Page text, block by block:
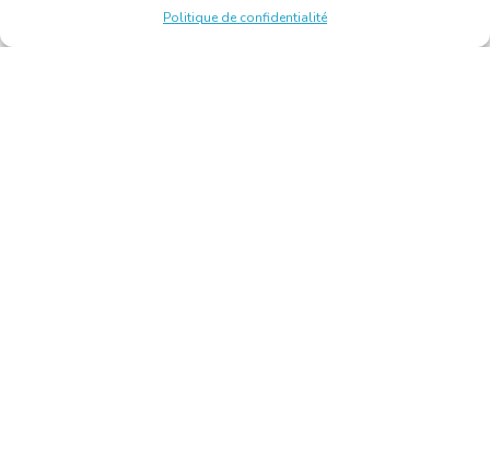
Politique de confidentialité